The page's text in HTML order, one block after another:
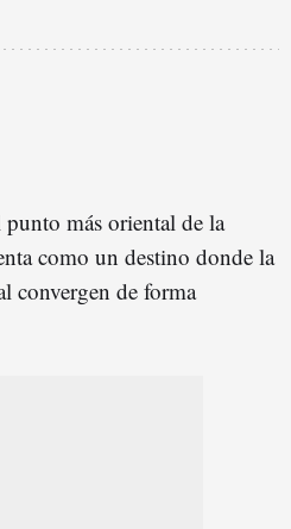
más oriental de la
como un destino donde la
convergen de forma